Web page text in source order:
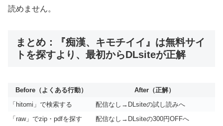
読めません。
まとめ：『痴漢、キモチイイ』は無料サイ
トを探すより、最初からDLsiteが正解
Before（よくある行動）
After（正解）
「hitomi」で検索する
配信なし→DLsiteの試し読みへ
「raw」でzip・pdfを探す
配信なし→DLsiteの300円OFFへ